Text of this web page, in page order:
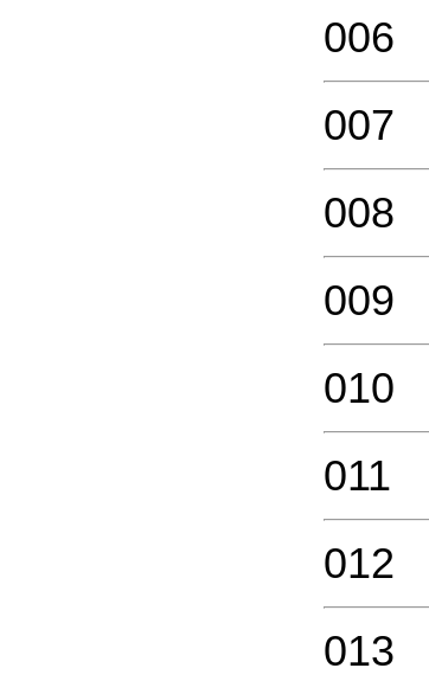
006
007
008
009
010
011
012
013